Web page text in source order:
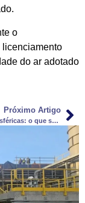
o
do ar adotado
Próximo Artigo
Emissões atmosféricas: o que são, consequências e como tratar